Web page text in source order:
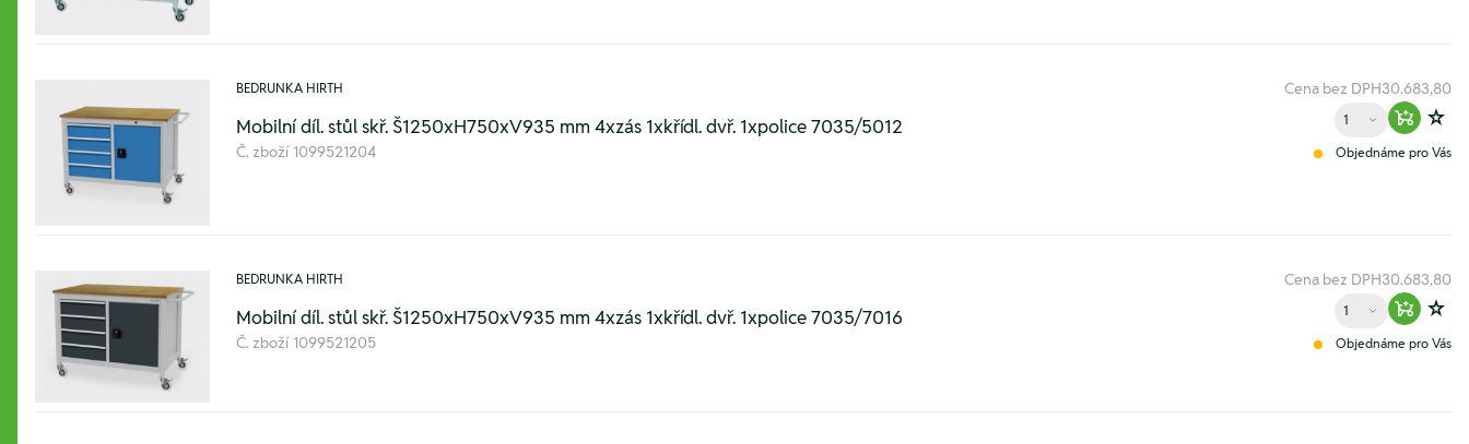
BEDRUNKA HIRTH
Mobilní díl. stůl skř. Š1250xH750xV935 mm 4xzás 1xkřídl. dvř. 1xpolice 7035/5012
Č. zboží 1099521204
Cena bez DPH30.683,80
Množství
Zur
Objednáme pro Vás
BEDRUNKA HIRTH
Mobilní díl. stůl skř. Š1250xH750xV935 mm 4xzás 1xkřídl. dvř. 1xpolice 7035/7016
Č. zboží 1099521205
Cena bez DPH30.683,80
Množství
Zur
Objednáme pro Vás